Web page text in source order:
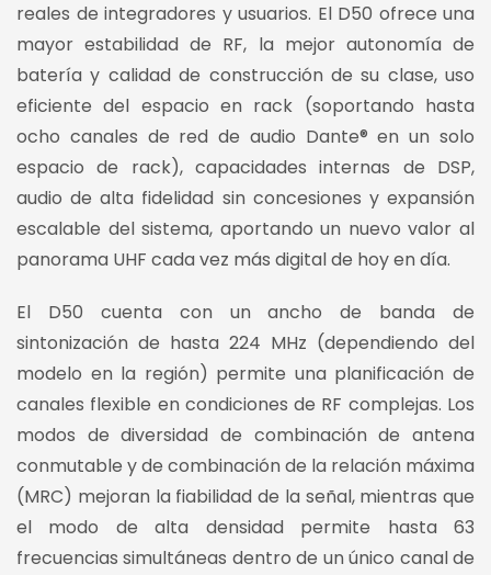
reales de integradores y usuarios. El D50 ofrece una
mayor estabilidad de RF, la mejor autonomía de
batería y calidad de construcción de su clase, uso
eficiente del espacio en rack (soportando hasta
ocho canales de red de audio Dante® en un solo
espacio de rack), capacidades internas de DSP,
audio de alta fidelidad sin concesiones y expansión
escalable del sistema, aportando un nuevo valor al
panorama UHF cada vez más digital de hoy en día.
El D50 cuenta con un ancho de banda de
sintonización de hasta 224 MHz (dependiendo del
modelo en la región) permite una planificación de
canales flexible en condiciones de RF complejas. Los
modos de diversidad de combinación de antena
conmutable y de combinación de la relación máxima
(MRC) mejoran la fiabilidad de la señal, mientras que
el modo de alta densidad permite hasta 63
frecuencias simultáneas dentro de un único canal de